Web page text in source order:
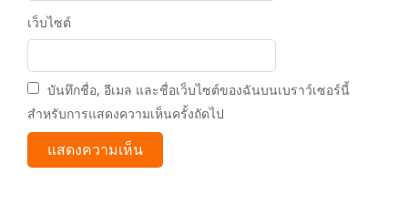
เว็บไซต์
บันทึกชื่อ, อีเมล และชื่อเว็บไซต์ของฉันบนเบราว์เซอร์นี้
สำหรับการแสดงความเห็นครั้งถัดไป